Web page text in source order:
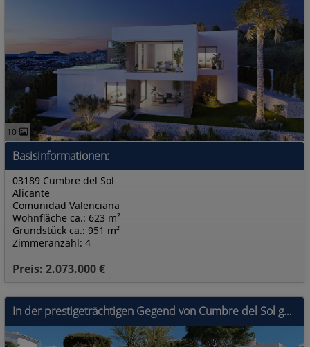
10
Basisinformationen:
03189 Cumbre del Sol
Alicante
Comunidad Valenciana
Preis: 2.073.000 €
Wohnfläche ca.: 623 m²
Grundstück ca.: 951 m²
Zimmeranzahl: 4
In der prestigeträchtigen Gegend von Cumbre del Sol gelegen, bieten diese exklusiven Villen eine luxuriöse Umgebung mit beeindruckendem Meerblick. Mi